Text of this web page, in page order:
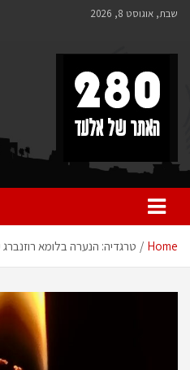
Skipשבת, אוגוסט 8, 2026
280 – חדשות אלעד
כל מה שחדש ומעניין באלעד
Home טרגדיה: הנערה בלומא